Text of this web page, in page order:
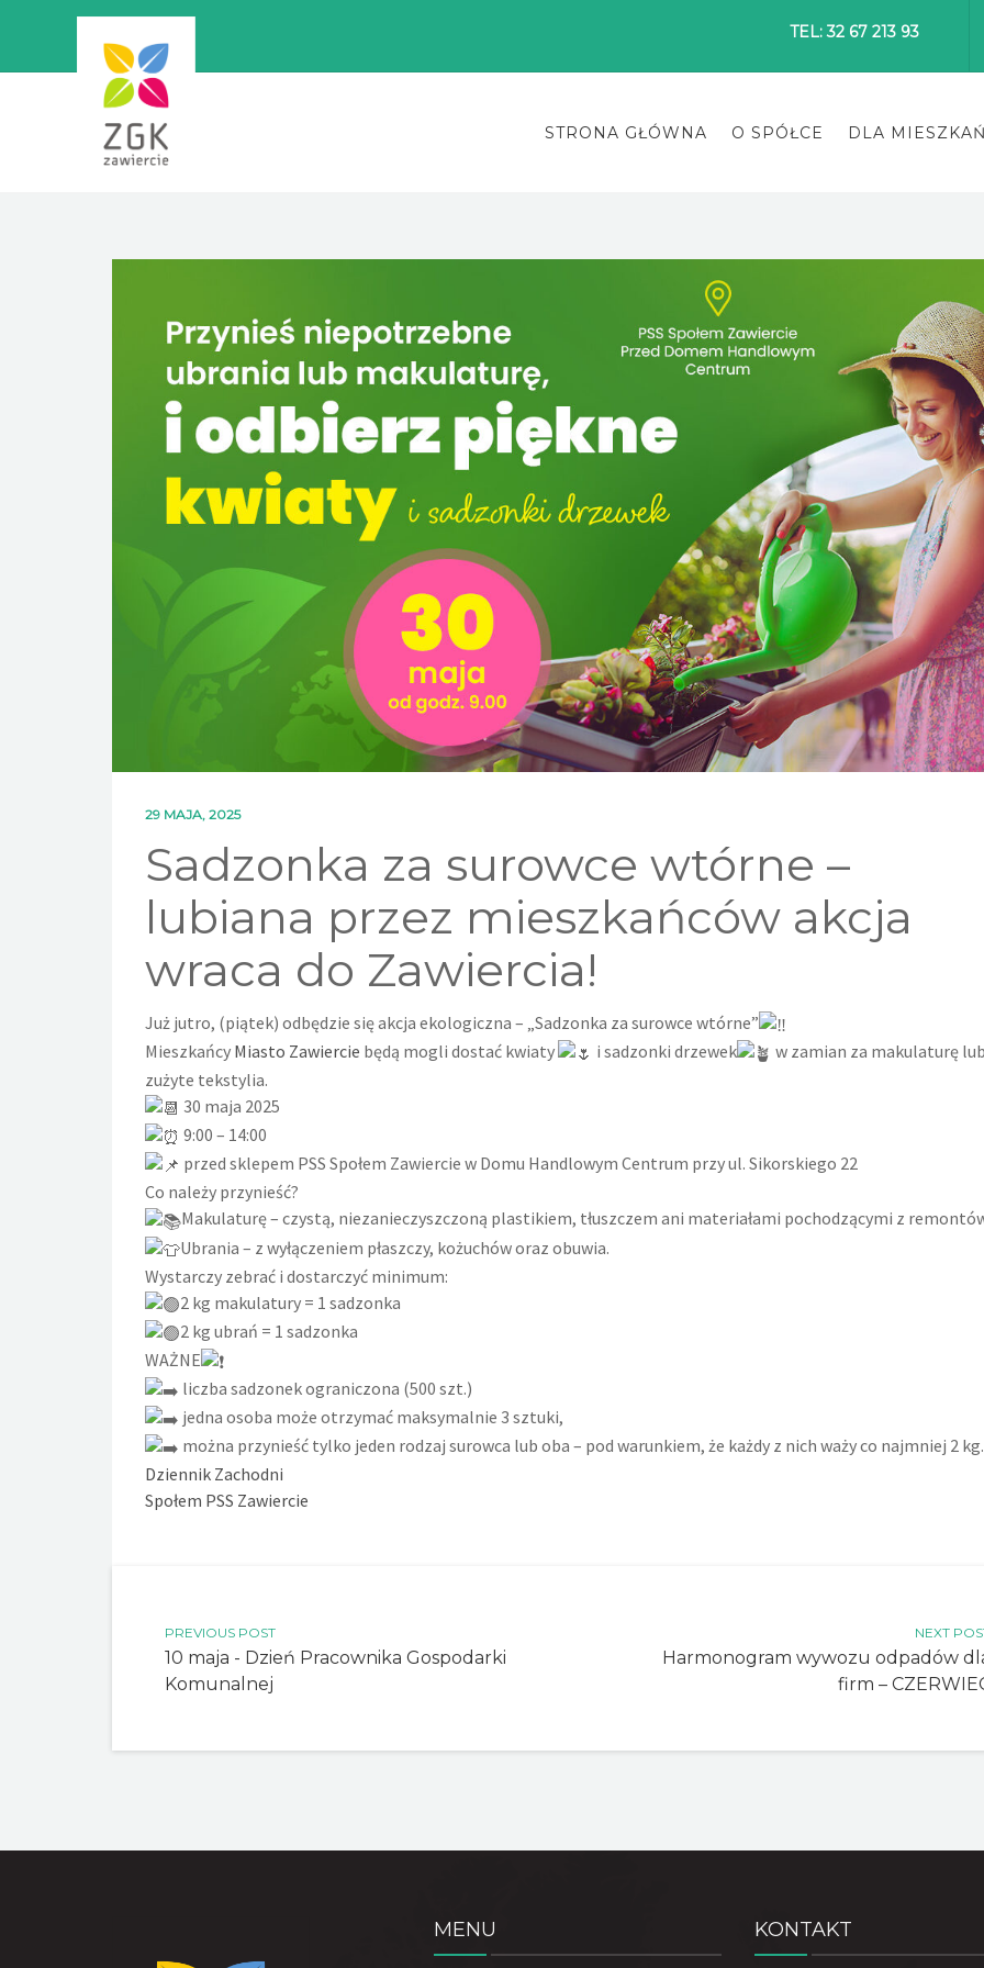
TEL: 32 67 213 93
STRONA GŁÓWNA O SPÓŁCE DLA
29 MAJA, 2025
Sadzonka za surowce wtórne –
lubiana przez mieszkańców akcja
wraca do Zawiercia!
Już jutro, (piątek) odbędzie się akcja ekologiczna – „Sadzonka za surowce wtórne”
Mieszkańcy Miasto Zawiercie będą mogli dostać kwiaty i sadzonki drzewek
w zamian za makulaturę lub
zużyte tekstylia.
30 maja 2025
9:00 – 14:00
przed sklepem PSS Społem Zawiercie w Domu Handlowym Centrum przy ul. Sikorskiego 22
Co należy przynieść?
Makulaturę – czystą, niezanieczyszczoną plastikiem, tłuszczem ani materiałami pochodzącymi z
Ubrania – z wyłączeniem płaszczy, kożuchów oraz obuwia.
Wystarczy zebrać i dostarczyć minimum:
2 kg makulatury = 1 sadzonka
2 kg ubrań = 1 sadzonka
WAŻNE
liczba sadzonek ograniczona (500 szt.)
jedna osoba może otrzymać maksymalnie 3 sztuki,
można przynieść tylko jeden rodzaj surowca lub oba – pod warunkiem, że każdy z nich waży co najmniej 2 kg.
Dziennik Zachodni
Społem PSS Zawiercie
PREVIOUS POST
10 maja - Dzień Pracownika Gospodarki
Komunalnej
NEXT
Harmonogram wywozu odpadów
firm –
MENU KONTAKT